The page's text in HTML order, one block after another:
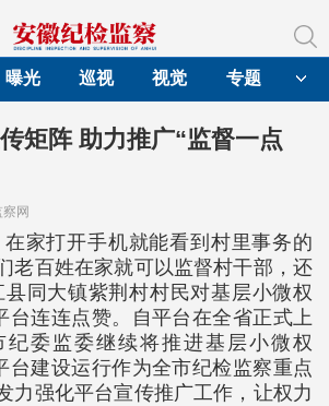
曝光 巡视 视觉 专题
矩阵 助力推广“监督一点
网
在家打开手机就能看到村里事务的
老百姓在家就可以监督村干部，还
县同大镇紫荆村村民对基层小微权
台连连点赞。自平台在全省正式上
纪委监委继续将推进基层小微权
台建设运行作为全市纪检监察重点
力强化平台宣传推广工作，让权力